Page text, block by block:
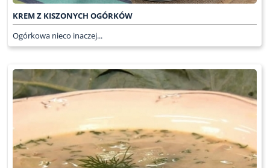
KREM Z KISZONYCH OGÓRKÓW
Ogórkowa nieco inaczej...